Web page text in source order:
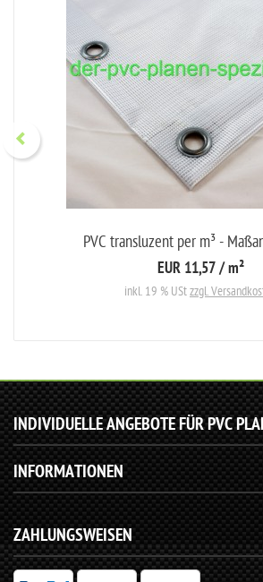
PVC transluzent per m³ -
EUR 11,57/ m²
inkl. 19 % UStzzgl.
INDIVIDUELLE ANGEBOTE FÜR PVC
INFORMATIONEN
ZAHLUNGSWEISEN